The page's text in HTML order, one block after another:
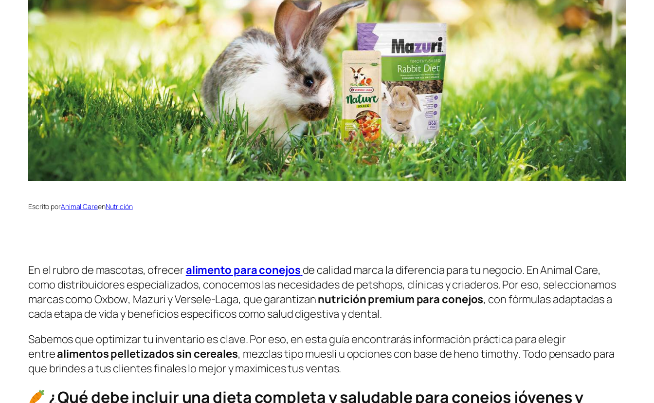
Escrito porAnimal CareenNutrición
En el rubro de mascotas, ofreceralimento para conejos de calidad marca la diferencia para tu negocio. En Animal Care,
como distribuidores especializados, conocemos las necesidades de petshops, clínicas y criaderos. Por eso, seleccionamos
marcas comoOxbow, MazuriyVersele-Laga, que garantizannutrición premium para conejos, con fórmulas adaptadas a
cada etapa de vida y beneficios específicos como salud digestiva y dental.
Sabemos que optimizar tu inventario es clave. Por eso, en esta guía encontrarás información práctica para elegir
entrealimentos pelletizados sin cereales, mezclas tipomuesli u opciones con base de henotimothy. Todo pensado para
que brindes a tus clientes finales lo mejor y maximices tus ventas.
¿Qué debe incluir unadieta completa y saludable para conejos jóvenes y